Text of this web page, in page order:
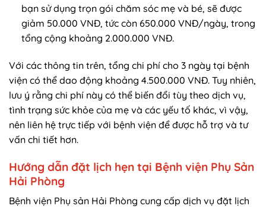
bạn sử dụng trọn gói chăm sóc mẹ và bé, sẽ được
giảm 50.000 VNĐ, tức còn 650.000 VNĐ/ngày, trong
tổng cộng khoảng 2.000.000 VNĐ.
Với các thông tin trên, tổng chi phí cho 3 ngày tại bệnh
viện có thể dao động khoảng 4.500.000 VNĐ. Tuy nhiên,
lưu ý rằng chi phí này có thể biến đổi tùy theo dịch vụ,
tình trạng sức khỏe của mẹ và các yếu tố khác, vì vậy,
nên liên hệ trực tiếp với bệnh viện để được hỗ trợ và tư
vấn chi tiết hơn.
Hướng dẫn đặt lịch hẹn tại Bệnh viện Phụ Sản
Hải Phòng
Bệnh viện Phụ sản Hải Phòng cung cấp dịch vụ đặt lịch